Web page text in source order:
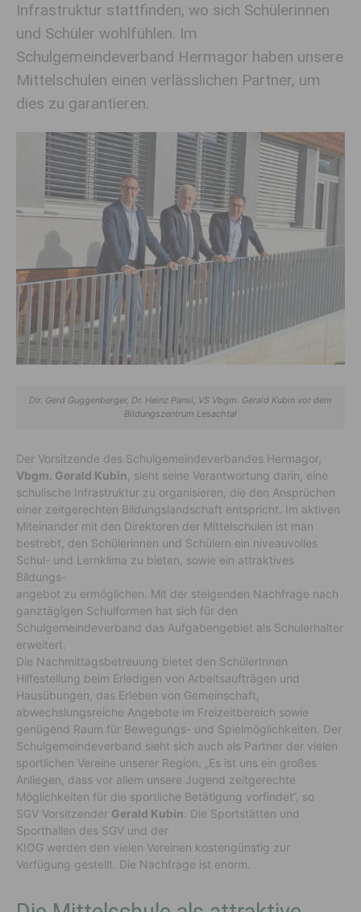
Infrastruktur stattfinden, wo sich Schülerinnen
und Schüler wohlfühlen. Im
Schulgemeindeverband Hermagor haben unsere
Mittelschulen einen verlässlichen Partner, um
dies zu garantieren.
Dir. Gerd Guggenberger, Dr. Heinz Pansi, VS Vbgm. Gerald Kubin vor dem
Bildungszentrum Lesachtal
Der Vorsitzende des Schulgemeindeverbandes Hermagor,
Vbgm. Gerald Kubin , sieht seine Verantwortung darin, eine
schulische Infrastruktur zu organisieren, die den Ansprüchen
einer zeitgerechten Bildungslandschaft entspricht. Im aktiven
Miteinander mit den Direktoren der Mittelschulen ist man
bestrebt, den Schülerinnen und Schülern ein niveauvolles
Schul- und Lernklima zu bieten, sowie ein attraktives
Bildungs-
angebot zu ermöglichen. Mit der steigenden Nachfrage nach
ganztägigen Schulformen hat sich für den
Schulgemeindeverband das Aufgabengebiet als Schulerhalter
erweitert.
Die Nachmittagsbetreuung bietet den SchülerInnen
Hilfestellung beim Erledigen von Arbeitsaufträgen und
Hausübungen, das Erleben von Gemeinschaft,
abwechslungsreiche Angebote im Freizeitbereich sowie
genügend Raum für Bewegungs- und Spielmöglichkeiten. Der
Schulgemeindeverband sieht sich auch als Partner der vielen
sportlichen Vereine unserer Region. „Es ist uns ein großes
Anliegen, dass vor allem unsere Jugend zeitgerechte
Möglichkeiten für die sportliche Betätigung vorfindet“, so
SGV Vorsitzender Gerald Kubin . Die Sportstätten und
Sporthallen des SGV und der
KIOG werden den vielen Vereinen kostengünstig zur
Verfügung gestellt. Die Nachfrage ist enorm.